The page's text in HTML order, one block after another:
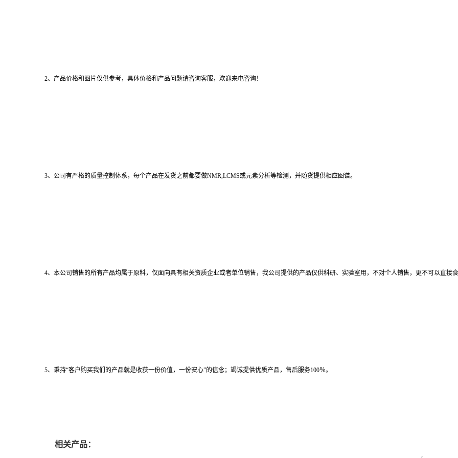
2、产品价格和图片仅供参考，具体价格和产品问题请咨询客服，欢迎来电咨询！
3、公司有严格的质量控制体系，每个产品在发货之前都要做NMR,LCMS或元素分析等检测，并随货提供相应图谱。
4、本公司销售的所有产品均属于原料，仅面向具有相关资质企业或者单位销售，我公司提供的产品仅供科研、实验室用，不对个人销售，更不可以直接
5、秉持“客户购买我们的产品就是收获一份价值，一份安心”的信念；竭诚提供优质产品，售后服务100％。
相关产品：